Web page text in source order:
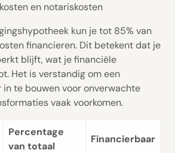
en notariskosten
kun je tot 85% van
financieren. Dit betekent dat je
blijft, wat je financiële
Het is verstandig om een
te bouwen voor onverwachte
vaak voorkomen.
Percentage
van totaal
Financierbaar